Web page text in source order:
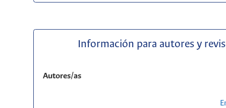
Información para autores y
Autores/as